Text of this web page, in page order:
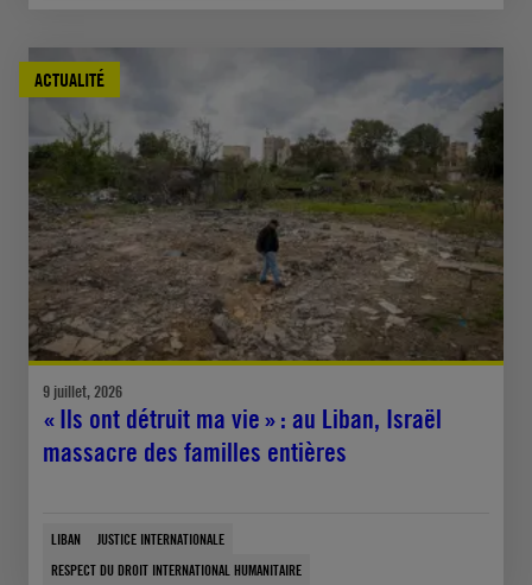
ACTUALITÉ
9 juillet, 2026
« Ils ont détruit ma vie » : au Liban, Israël
massacre des familles entières
LIBAN
JUSTICE INTERNATIONALE
RESPECT DU DROIT INTERNATIONAL HUMANITAIRE